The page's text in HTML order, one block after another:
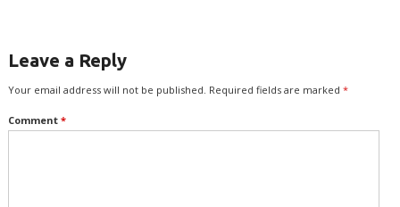
Leave a Reply
Your email address will not be published. Required fields are marked *
Comment *